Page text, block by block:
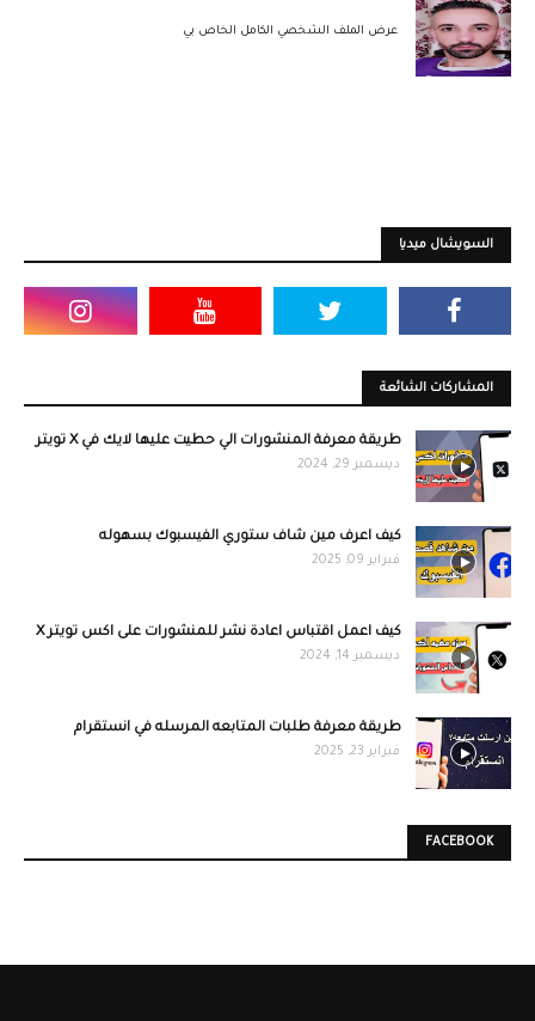
عرض الملف الشخصي الكامل الخاص بي
السويشال ميديا
المشاركات الشائعة
طريقة معرفة المنشورات الي حطيت عليها لايك في X تويتر
ديسمبر 29, 2024
كيف اعرف مين شاف ستوري الفيسبوك بسهوله
فبراير 09, 2025
كيف اعمل اقتباس اعادة نشر للمنشورات على اكس تويتر X
ديسمبر 14, 2024
طريقة معرفة طلبات المتابعه المرسله في انستقرام
فبراير 23, 2025
FACEBOOK